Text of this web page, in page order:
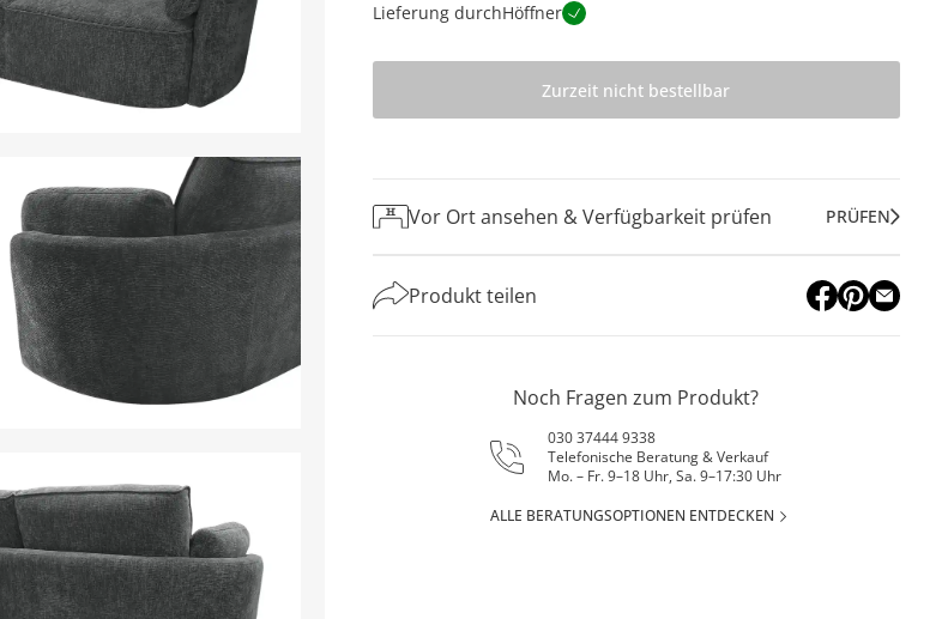
Lieferung durchHöffner
Zurzeit nicht bestellbar
Vor Ort ansehen & Verfügbarkeit prüfen PRÜFEN
Produkt teilen
Noch Fragen zum Produkt?
030 37444 9338
Telefonische Beratung & Verkauf
Mo. – Fr. 9–18 Uhr, Sa. 9–17:30 Uhr
ALLE BERATUNGSOPTIONEN ENTDECKEN